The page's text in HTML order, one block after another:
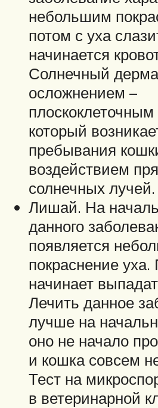
небольшим
потом с уха
начинается
Солнечный
осложнением –
плоскоклеточным
который
пребывания
воздействием
солнечных лучей.
Лишай. На
данного
появляется
покраснение
начинает
Лечить данное
лучше на
оно не начало
и кошка совсем
Тест на
в ветеринарной